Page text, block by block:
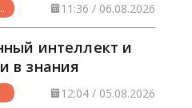
11:36 / 06.08.2026
интеллект и
в знания
12:04 / 05.08.2026